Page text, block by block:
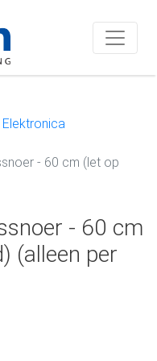
Elektronica
- 60 cm (let op
- 60 cm
(alleen per